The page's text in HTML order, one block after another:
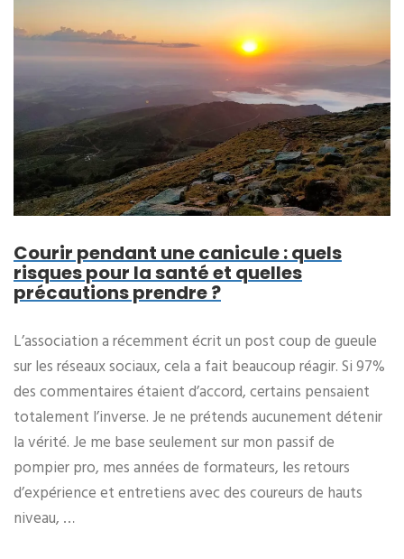
Courir pendant une canicule : quels
risques pour la santé et quelles
précautions prendre ?
L’association a récemment écrit un post coup de gueule
sur les réseaux sociaux, cela a fait beaucoup réagir. Si 97%
des commentaires étaient d’accord, certains pensaient
totalement l’inverse. Je ne prétends aucunement détenir
la vérité. Je me base seulement sur mon passif de
pompier pro, mes années de formateurs, les retours
d’expérience et entretiens avec des coureurs de hauts
niveau, …